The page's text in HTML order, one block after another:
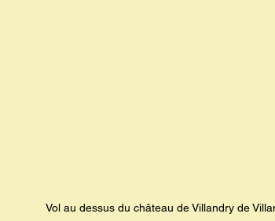
Vol au dessus du château de Villandry de